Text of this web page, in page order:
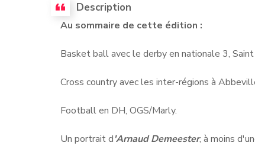
Description
Au sommaire de cette édition :
Basket ball avec le derby en nationale 3,
Cross country avec les inter-régions à
Football en DH, OGS/Marly.
Un portrait d'Arnaud Demeester, à moins